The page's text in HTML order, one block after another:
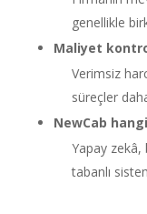
genellikle
Maliyet
Verimsiz
süreçler
NewCab
Yapay
tabanlı